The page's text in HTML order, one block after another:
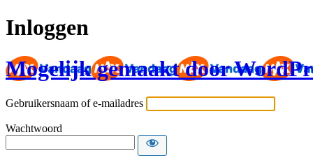
Inloggen
Mogelijk gemaakt door
Gebruikersnaam of e-mailadres
Wachtwoord